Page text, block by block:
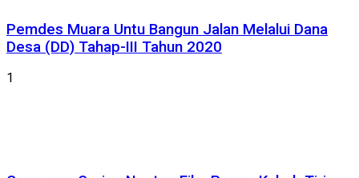
Pemdes Muara Untu Bangun Jalan Melalui Dana
Desa (DD) Tahap-III Tahun 2020
1